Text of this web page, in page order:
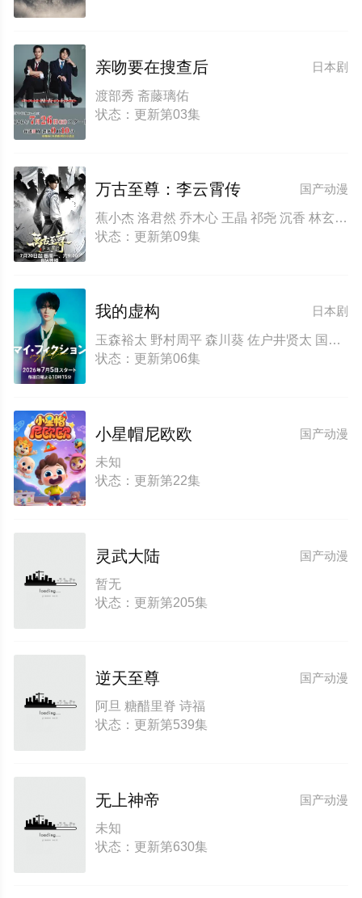
日本剧
亲吻要在搜查后
渡部秀 斋藤璃佑
状态：更新第03集
国产动漫
万古至尊：李云霄传
蕉小杰 洛君然 乔木心 王晶 祁尧 沉香 林玄 唐泽宗 西拉 祁悦 莞殇 萧篙 霜霜 狴犴 海银 南田
状态：更新第09集
日本剧
我的虚构
玉森裕太 野村周平 森川葵 佐户井贤太 国仲凉子 宫泽艾玛 三浦獠太 结城萌 ジャンボたかお
状态：更新第06集
国产动漫
小星帽尼欧欧
未知
状态：更新第22集
国产动漫
灵武大陆
暂无
状态：更新第205集
国产动漫
逆天至尊
阿旦 糖醋里脊 诗福
状态：更新第539集
国产动漫
无上神帝
未知
状态：更新第630集